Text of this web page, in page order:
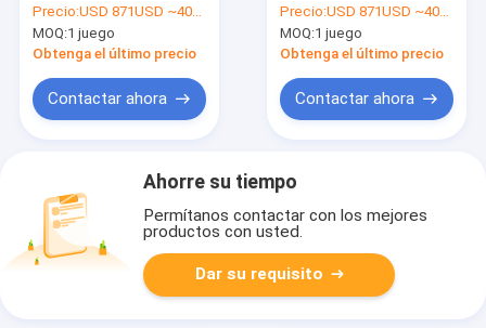
ventanas
Precio:USD 871USD ~4000USD or more based on the sizes
MOQ:1 juego
Obtenga el último precio
Contactar ahora
acabado recubierto
en polvo
Precio:USD 871USD ~4000USD or more based on the sizes
MOQ:1 juego
Obtenga el último precio
Contactar ahora
Ahorre su tiempo
Permítanos contactar con los mejores
productos con usted.
Dar su requisito